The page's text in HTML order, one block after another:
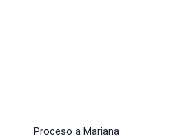
Proceso a Mariana